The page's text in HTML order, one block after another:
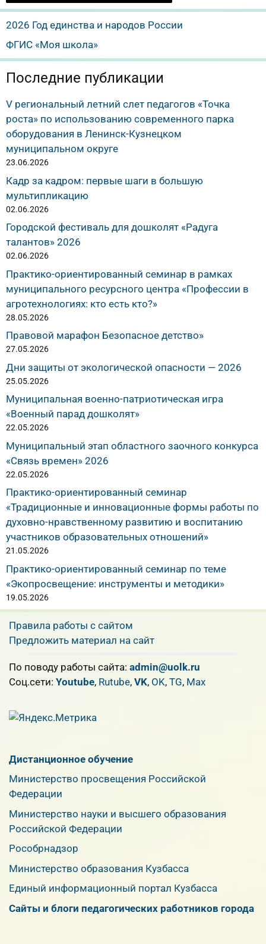
2026 Год единства и народов России
ФГИС «Моя школа»
Последние публикации
V региональный летний слет педагогов «Точка
роста» по использованию современного парка
оборудования в Ленинск-Кузнецком
муниципальном округе
23.06.2026
Кадр за кадром: первые шаги в большую
мультипликацию
02.06.2026
Городской фестиваль для дошколят «Радуга
талантов» 2026
02.06.2026
Практико-ориентированный семинар в рамках
муниципального ресурсного центра «Профессии в
агротехнологиях: кто есть кто?»
28.05.2026
Правовой марафон Безопасное детство»
27.05.2026
Дни защиты от экологической опасности — 2026
25.05.2026
Муниципальная военно-патриотическая игра
«Военный парад дошколят»
22.05.2026
Муниципальный этап областного заочного конкурса
«Связь времен» 2026
22.05.2026
Практико-ориентированный семинар
«Традиционные и инновационные формы работы по
духовно-нравственному развитию и воспитанию
участников образовательных отношений»
21.05.2026
Практико-ориентированный семинар по теме
«Экопросвещение: инструменты и методики»
19.05.2026
Правила работы с сайтом
Предложить материал на сайт
По поводу работы сайта: admin@uolk.ru
Cоц.сети: Youtube, Rutube, VK, OK, TG, Max
Дистанционное обучение
Министерство просвещения Российской
Федерации
Министерство науки и высшего образования
Российской Федерации
Рособрнадзор
Министерство образования Кузбасса
Единый информационный портал Кузбасса
Сайты и блоги педагогических работников города